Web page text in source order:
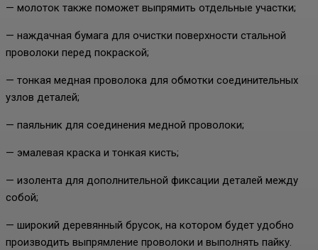
— молоток также поможет выпрямить отдельные участки;
— наждачная бумага для очистки поверхности стальной
проволоки перед покраской;
— тонкая медная проволока для обмотки соединительных
узлов деталей;
— паяльник для соединения медной проволоки;
— эмалевая краска и тонкая кисть;
— изолента для дополнительной фиксации деталей между
собой;
— широкий деревянный брусок, на котором будет удобно
производить выпрямление проволоки и выполнять пайку.